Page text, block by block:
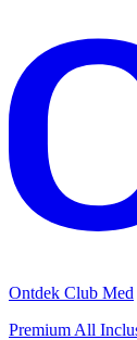
Ontdek Club Med
Premium All